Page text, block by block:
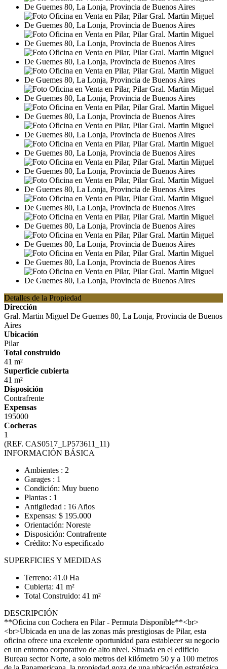
Detalles de la Propiedad
Dirección
Gral. Martin Miguel De Guemes 80, La Lonja, Provincia de Buenos
Aires
Ubicación
Pilar
Total construido
41 m²
Superficie cubierta
41 m²
Disposición
Contrafrente
Expensas
195000
Cocheras
1
(REF. CAS0517_LP573611_11)
INFORMACIÓN BÁSICA
Ambientes : 2
Garages : 1
Condición: Muy bueno
Plantas : 1
Antigüedad : 16 Años
Expensas: $ 195.000
Orientación: Noreste
Disposición: Contrafrente
Crédito: No especificado
SUPERFICIES Y MEDIDAS
Terreno: 41.0 Ha
Cubierta: 41 m²
Total Construido: 41 m²
DESCRIPCIÓN
**Oficina con Cochera en Pilar - Permuta Disponible**<br>
<br>Ubicada en una de las zonas más prestigiosas de Pilar, esta
oficina ofrece una excelente oportunidad para establecer su negocio
en un entorno corporativo de alto nivel. Situada en el edificio
Bureau sector Norte, a solo metros del kilómetro 50 y a 100 metros